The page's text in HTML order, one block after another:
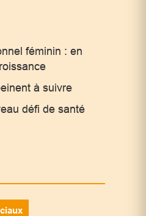
féminin : en
à suivre
défi de santé